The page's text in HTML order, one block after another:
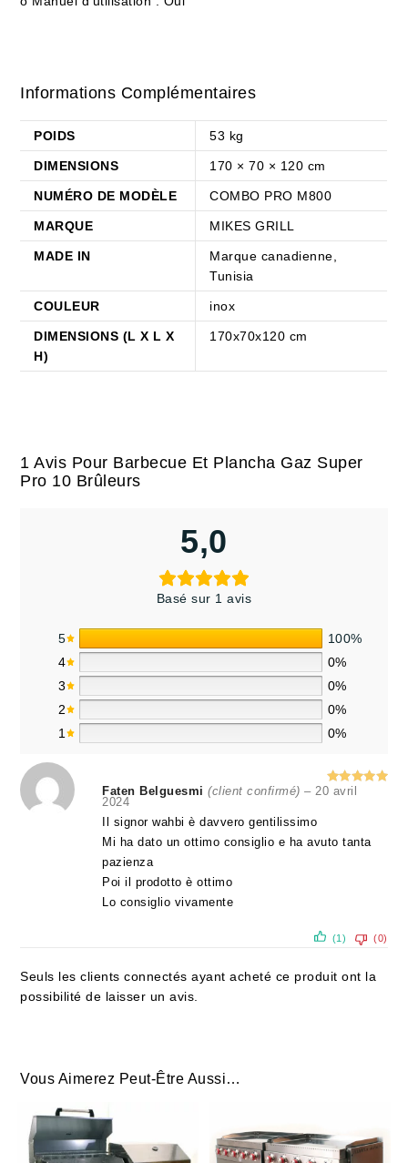
Informations Complémentaires
POIDS 53 kg
DIMENSIONS 170 × 70 × 120 cm
NUMÉRO DE MODÈLE COMBO PRO M800
MARQUE MIKES GRILL
MADE IN
Marque canadienne,
Tunisia
COULEUR inox
DIMENSIONS (L X L X
H)
170x70x120 cm
1 Avis Pour Barbecue Et Plancha Gaz Super
Pro 10 Brûleurs
5,0
Basé sur 1 avis
5
100%
4
0%
3
0%
2
0%
1
0%
Note5
Faten Belguesmi(client confirmé) – 20 avril
2024
Il signor wahbi è davvero gentilissimo
Mi ha dato un ottimo consiglio e ha avuto tanta
pazienza
Poi il prodotto è ottimo
Lo consiglio vivamente
(1) (0)
Seuls les clients connectés ayant acheté ce produit ont la
possibilité de laisser un avis.
Vous Aimerez Peut-Être Aussi…